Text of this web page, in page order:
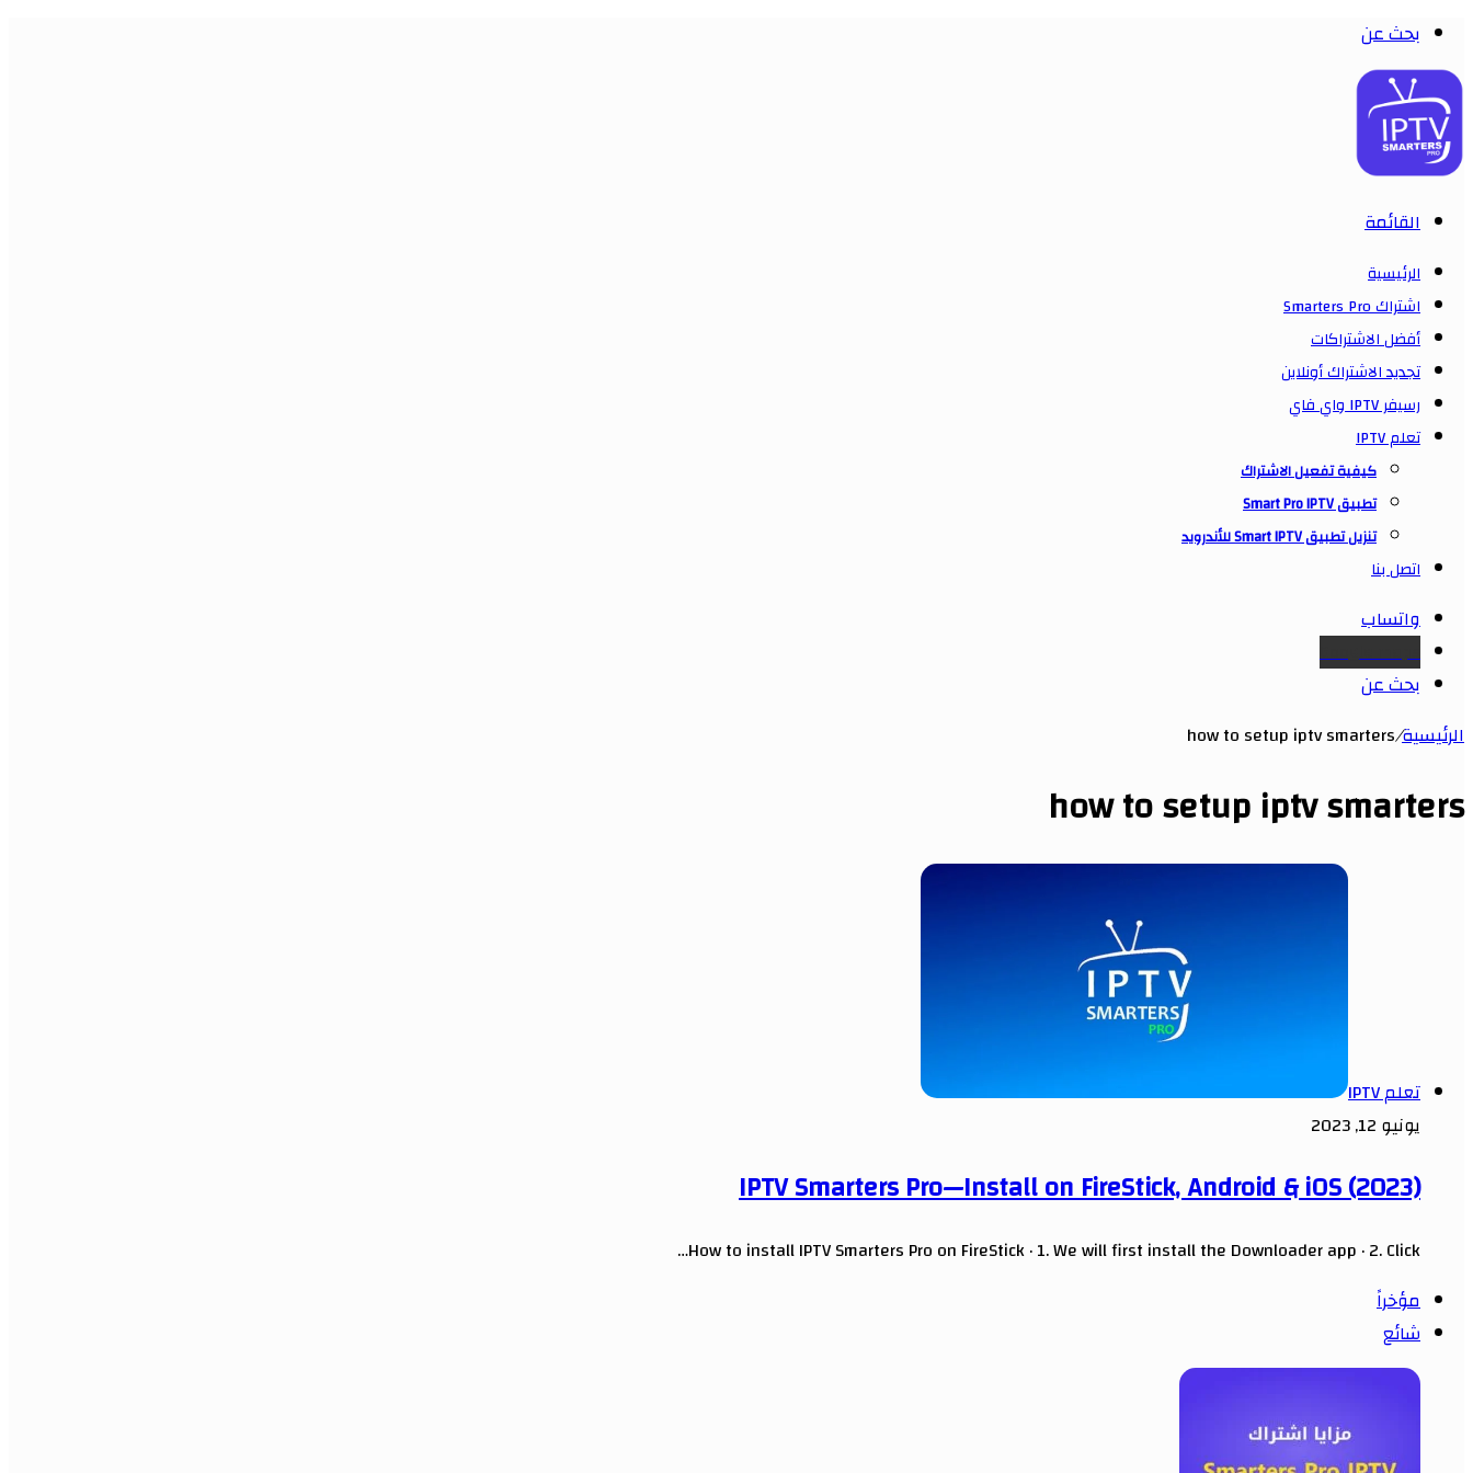
بحث عن
القائمة
الرئيسية
اشتراك Smarters Pro
أفضل الاشتراكات
تجديد الاشتراك أونلاين
رسيفر IPTV واي فاي
تعلم IPTV
كيفية تفعيل الاشتراك
تطبيق Smart Pro IPTV
تنزيل تطبيق Smart IPTV للأندرويد
اتصل بنا
واتساب
Google maps
بحث عن
الرئيسية/
how to setup iptv smarters
how to setup iptv smarters
تعلم IPTV
يونيو 12, 2023
IPTV Smarters Pro—Install on FireStick, Android & iOS (2023)
How to install IPTV Smarters Pro on FireStick · 1. We will first install the Downloader app · 2. Click…
مؤخراً
شائع